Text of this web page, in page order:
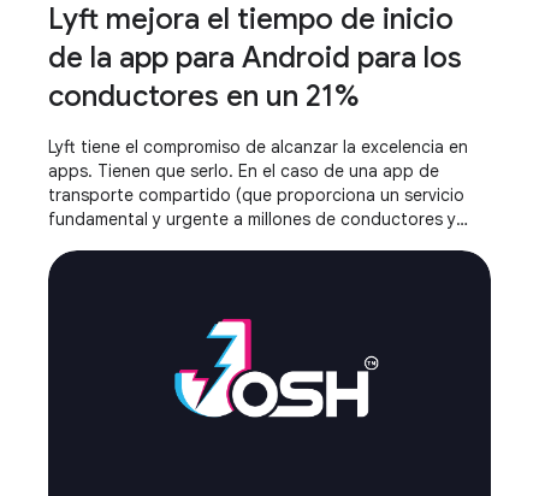
Lyft mejora el tiempo de inicio
de la app para Android para los
conductores en un 21%
Lyft tiene el compromiso de alcanzar la excelencia en
apps. Tienen que serlo. En el caso de una app de
transporte compartido (que proporciona un servicio
fundamental y urgente a millones de conductores y
responde genera una fricción inaceptable.